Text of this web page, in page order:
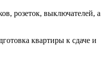
розеток, выключателей, а
квартиры к сдаче и